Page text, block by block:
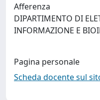
Afferenza
DIPARTIMENTO DI
INFORMAZIONE E
Pagina personale
Scheda docente sul